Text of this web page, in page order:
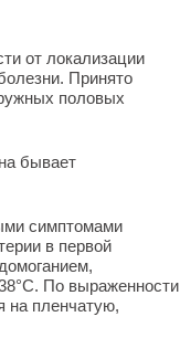
от локализации
Принято
половых
бывает
симптомами
в первой
По выраженности
на пленчатую,